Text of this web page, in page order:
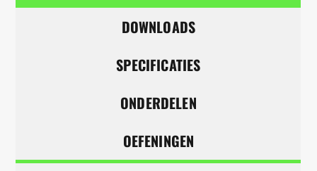
DOWNLOADS
SPECIFICATIES
ONDERDELEN
OEFENINGEN